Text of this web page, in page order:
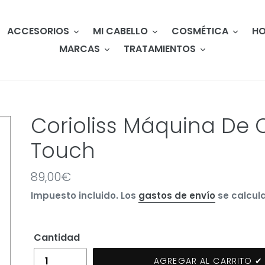
ACCESORIOS MI CABELLO COSMÉTICA
MARCAS
TRATAMIENTOS
Corioliss Máquina De
Touch
Precio
habitual
89,00€
Impuesto incluido. Los gastos de envío se
Cantidad
AGREGAR AL CARRITO ✔